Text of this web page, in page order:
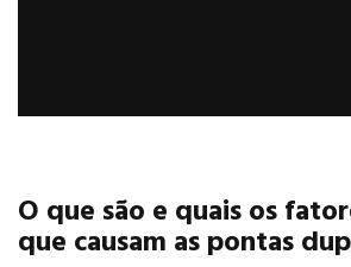
O que são e quais os
que causam as pontas